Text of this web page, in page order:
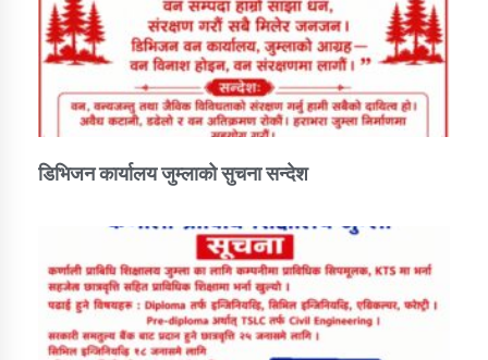
तातोपानी गाउँपालिका जुम्लाको सूचना
डिभिजन कार्यालय जुम्लाको सुचना सन्देश